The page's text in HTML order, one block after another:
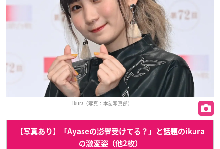
ikura（写真：本誌写真部）
【写真あり】「Ayaseの影響受けてる？」と話題のikura
の激変姿（他2枚）